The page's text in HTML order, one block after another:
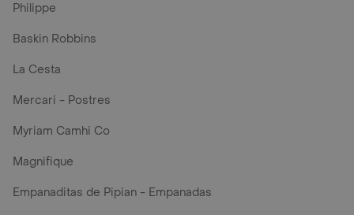
Philippe
Baskin Robbins
La Cesta
Mercari - Postres
Myriam Camhi Co
Magnifique
Empanaditas de Pipian - Empanadas